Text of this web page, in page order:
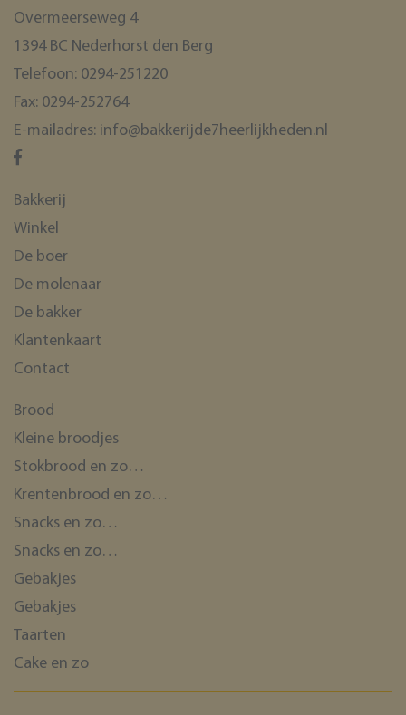
Overmeerseweg 4
1394 BC Nederhorst den Berg
Telefoon: 0294-251220
Fax: 0294-252764
E-mailadres: info@bakkerijde7heerlijkheden.nl
Bakkerij
Winkel
De boer
De molenaar
De bakker
Klantenkaart
Contact
Brood
Kleine broodjes
Stokbrood en zo…
Krentenbrood en zo…
Snacks en zo…
Snacks en zo…
Gebakjes
Gebakjes
Taarten
Cake en zo
Naam